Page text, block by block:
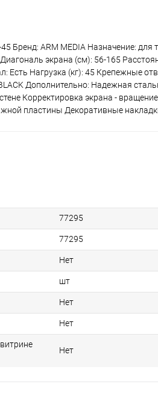
45 Бренд: ARM MEDIA Назначение:
экрана (см): 56-165
Есть Нагрузка (кг): 45 Крепежные
Дополнительно: Надежная
Корректировка экрана -
пластины Декоративные
77295
77295
Нет
шт
Нет
Нет
Нет